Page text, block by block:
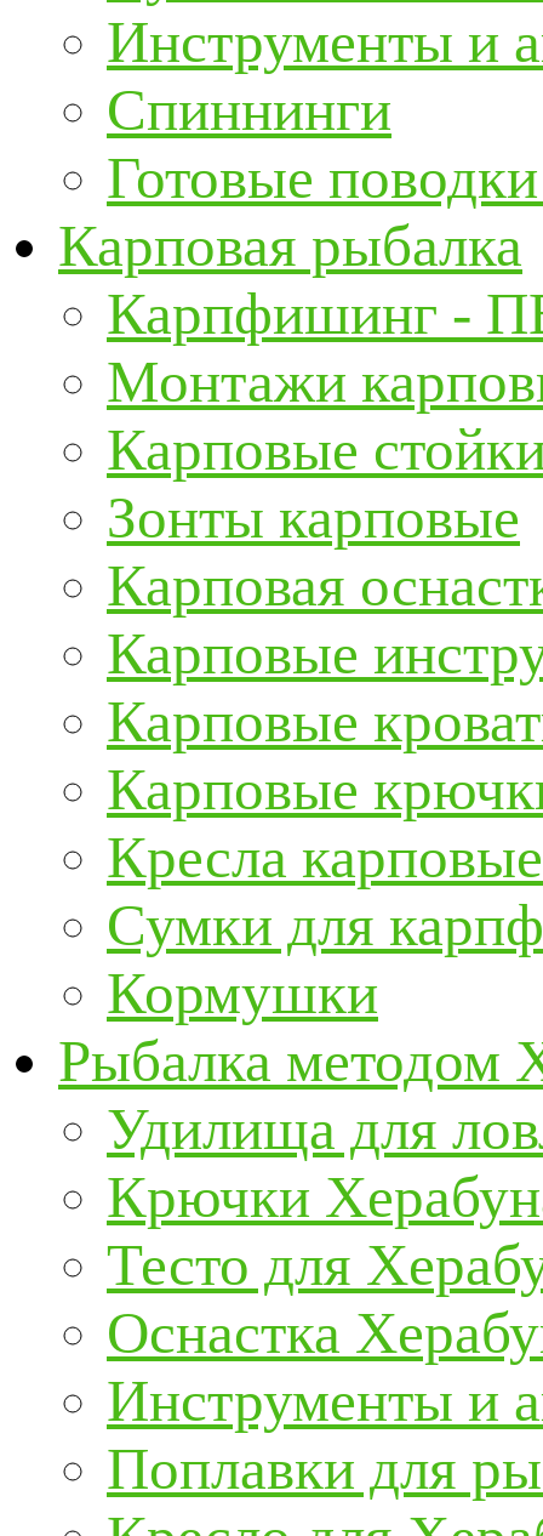
Инструменты и
Спиннинги
Готовые
Карповая рыбалка
Карпфишинг -
Монтажи
Карповые
Зонты карповые
Карповая
Карповые
Карповые
Карповые
Кресла карповые
Сумки для
Кормушки
Рыбалка методом
Удилища для
Крючки
Тесто для
Оснастка
Инструменты и
Поплавки для